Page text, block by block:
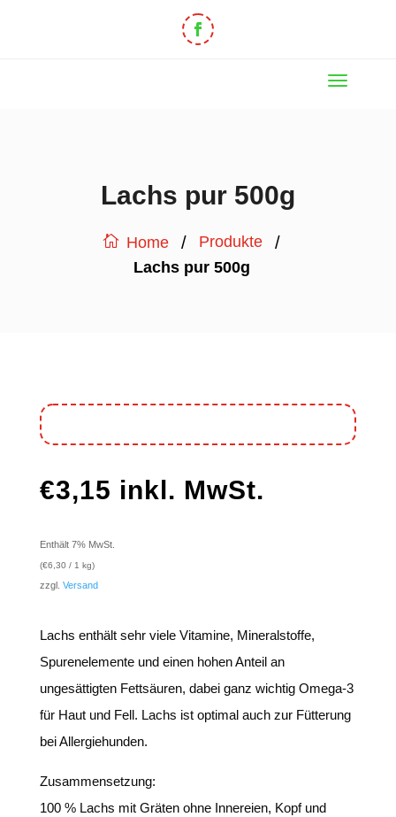
Lachs pur 500g
Home / Produkte /
Lachs pur 500g
€3,15 inkl. MwSt.
Enthält 7% MwSt.
(€6,30 / 1 kg)
zzgl. Versand
Lachs enthält sehr viele Vitamine, Mineralstoffe,
Spurenelemente und einen hohen Anteil an
ungesättigten Fettsäuren, dabei ganz wichtig Omega-3
für Haut und Fell. Lachs ist optimal auch zur Fütterung
bei Allergiehunden.
Zusammensetzung:
100 % Lachs mit Gräten ohne Innereien, Kopf und